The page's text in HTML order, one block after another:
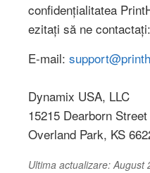
confidențialitatea
ezitați să ne contactați:
E-mail:
Dynamix USA, LLC
15215 Dearborn Street
Overland Park, KS
Ultima actualizare: August